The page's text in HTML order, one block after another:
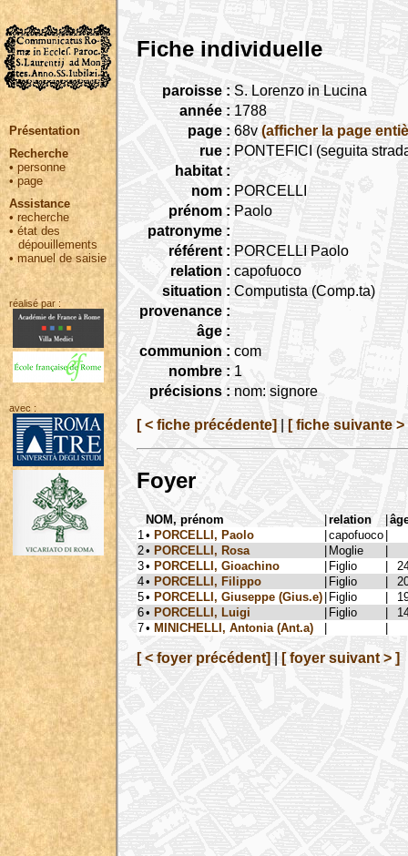
Présentation
Recherche
• personne
•page
Assistance
• recherche
•état des
dépouillements
•manuel de saisie
réalisé par :
avec :
Fiche individuelle
paroisse : S. Lorenzo in Lucina
année : 1788
page : 68v (afficher la page
rue : PONTEFICI (seguita
habitat :
nom : PORCELLI
prénom : Paolo
patronyme :
référent : PORCELLI Paolo
relation : capofuoco
situation : Computista (Comp.ta)
provenance :
âge :
communion : com
nombre : 1
précisions : nom: signore
[ < fiche précédente] [ fiche suivante >
Foyer
NOM, prénom |relation |
1 • PORCELLI, Paolo |capofuoco |
2• PORCELLI, Rosa | Moglie
|
3• PORCELLI, Gioachino | Figlio |
4• PORCELLI, Filippo | Figlio |
5• PORCELLI, Giuseppe (Gius.e) | Figlio |
6• PORCELLI, Luigi | Figlio |
7• MINICHELLI, Antonia (Ant.a) | |
[ < foyer précédent] [ foyer suivant > ]